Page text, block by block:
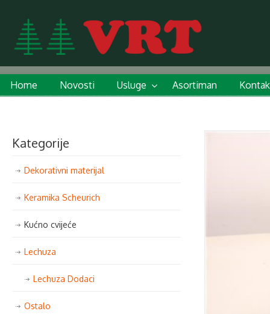
Home Novosti Usluge Asortiman
Kategorije
Dekorativni materijal
Keramika Scheurich
Kućno cvijeće
Lechuza
Lechuza Dodaci
Ostalo